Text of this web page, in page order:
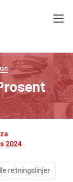
2024
retningslinjer